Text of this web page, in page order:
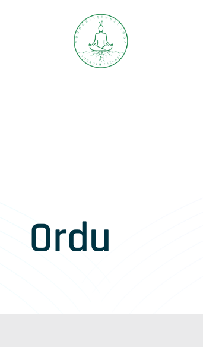
Ordu